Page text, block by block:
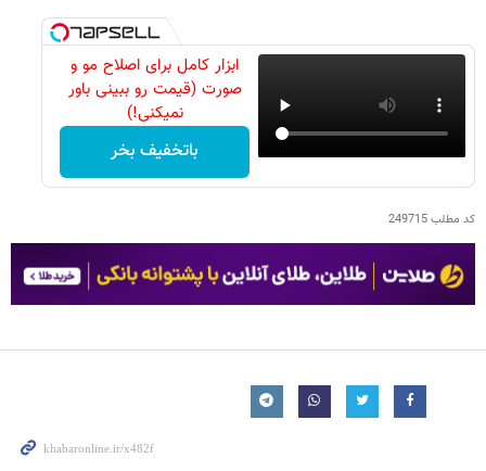
ابزار کامل برای اصلاح مو و
صورت (قیمت رو ببینی باور
نمیکنی!)
باتخفیف بخر
کد مطلب249715